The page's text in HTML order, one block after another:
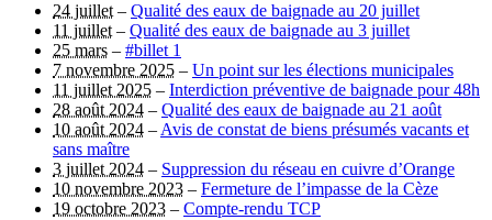
24 juillet– Qualité des eaux de baignade au 20 juillet
11 juillet– Qualité des eaux de baignade au 3 juillet
25 mars – #billet 1
7 novembre 2025 – Un point sur les élections municipales
11 juillet 2025 – Interdiction préventive de baignade pour 48h
28 août 2024 – Qualité des eaux de baignade au 21 août
10 août 2024 –Avis de constat de biens présumés vacants et
sans maître
3 juillet 2024 – Suppression du réseau en cuivre d’Orange
10 novembre 2023 – Fermeture de l’impasse de la Cèze
19 octobre 2023 – Compte-rendu TCP